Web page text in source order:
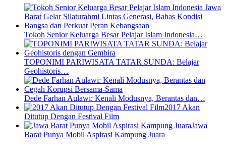
Tokoh Senior Keluarga Besar Pelajar Islam Indonesia…
TOPONIMI PARIWISATA TATAR SUNDA: Belajar
Geohistoris…
Dede Farhan Aulawi: Kenali Modusnya, Berantas dan…
2017 Akan
Ditutup Dengan Festival Film
Jawa
Barat Punya Mobil Aspirasi Kampung Juara